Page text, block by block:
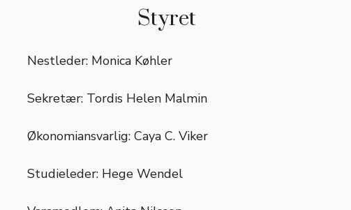
Styret
Nestleder: Monica Køhler
Sekretær: Tordis Helen Malmin
Økonomiansvarlig: Caya C. Viker
Studieleder: Hege Wendel